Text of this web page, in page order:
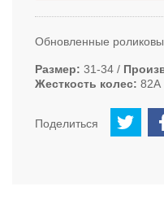
Обновленные
Размер 31-34
Жесткость колес 82A
Поделиться